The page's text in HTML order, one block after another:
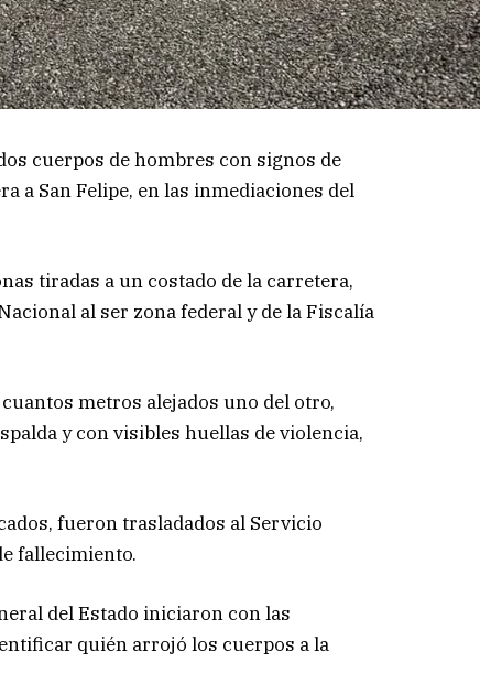
cuerpos de hombres con signos de
a San Felipe, en las inmediaciones del
tiradas a un costado de la carretera,
al ser zona federal y de la Fiscalía
metros alejados uno del otro,
y con visibles huellas de violencia,
fueron trasladados al Servicio
fallecimiento.
del Estado iniciaron con las
quién arrojó los cuerpos a la